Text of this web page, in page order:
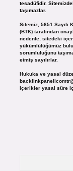
tesadüfidir.
taşımazlar.
Sitemiz, 5651
(BTK) tarafından
nedenle, sitedeki
yükümlülüğümüz
sorumluluğunu
etmiş sayılırlar.
Hukuka ve yasal
içerikler yasal süre